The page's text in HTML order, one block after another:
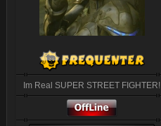
Im Real SUPER STREET FIGHTER!